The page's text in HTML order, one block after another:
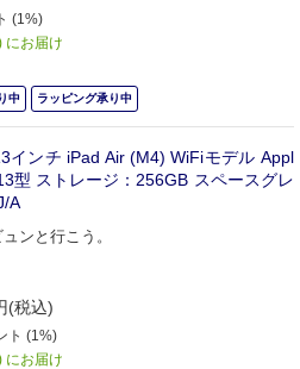
(1%)
にお届け
中 ラッピング承り中
インチ iPad Air (M4) WiFiモデル Appl
型 ストレージ：256GB スペースグレ
A
ンと行こう。
(税込)
ト (1%)
にお届け